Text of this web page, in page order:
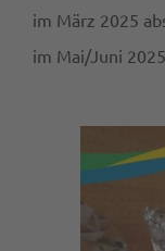
im März 2025
im Mai/Juni